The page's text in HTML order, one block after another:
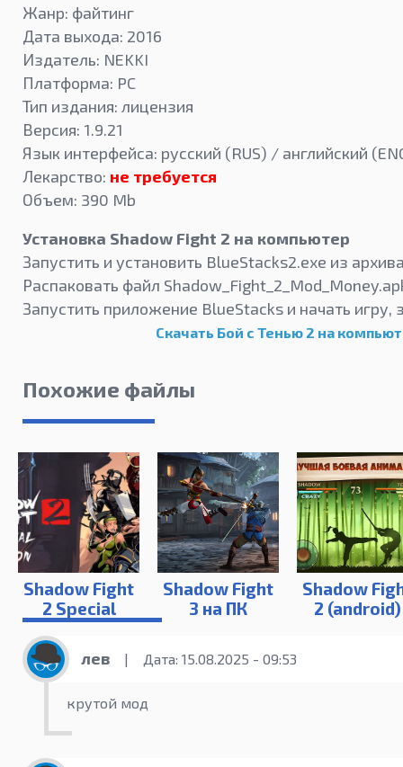
Жанр: файтинг
Дата выхода: 2016
Издатель: NEKKI
Платформа: PC
Тип издания: лицензия
Версия: 1.9.21
Язык интерфейса: русский (RUS) / английский
Лекарство: не требуется
Объем: 390 Mb
Установка Shadow Fight 2 на компьютер
Запустить и установить BlueStacks2.exe из
Распаковать файл
Запустить приложение BlueStacks и начать игру,
Скачать Бой с Тенью 2 на
Похожие файлы
Shadow Fight
2 Special
Edition
Shadow Fight
3 на ПК
Shadow
2 (android)
лев | Дата: 15.08.2025 - 09:53
крутой мод